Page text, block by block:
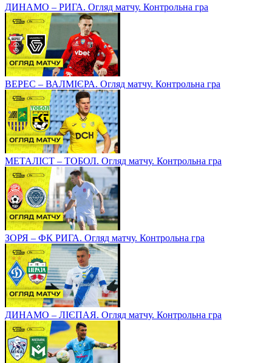
ДИНАМО – РИГА. Огляд матчу. Контрольна гра
ВЕРЕС – ВАЛМІЄРА. Огляд матчу. Контрольна гра
МЕТАЛІСТ – ТОБОЛ. Огляд матчу. Контрольна гра
ЗОРЯ – ФК РИГА. Огляд матчу. Контрольна гра
ДИНАМО – ЛІЄПАЯ. Огляд матчу. Контрольна гра